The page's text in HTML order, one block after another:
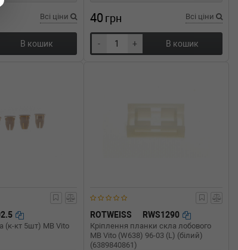
Всі ціни
В кошик
40 грн Всі ціни
- + В кошик
(к-кт 5шт) MB Vito
ROTWEISS RWS1290
Кріплення планки скла лобового
MB Vito (W638) 96-03 (L) (білий)
(6389840861)